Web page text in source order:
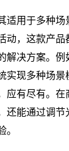
适用于多种
动，这款产品
解决方案。例
实现多种场景
应有尽有。
还能通过调
。